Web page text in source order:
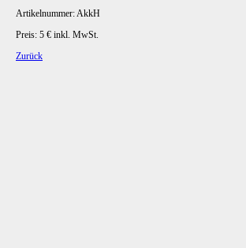
Artikelnummer: AkkH
Preis: 5 € inkl. MwSt.
Zurück